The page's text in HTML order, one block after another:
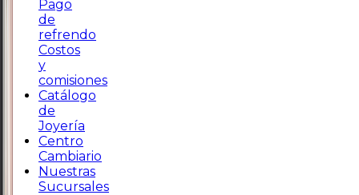
Pago
de
refrendo
Costos
y
comisiones
Catálogo
de
Joyería
Centro
Cambiario
Nuestras
Sucursales